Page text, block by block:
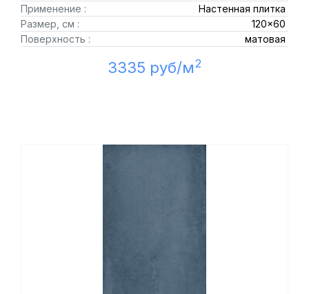
Применение :
Настенная плитка
Размер, см :
120x60
Поверхность :
матовая
3335 руб/м2